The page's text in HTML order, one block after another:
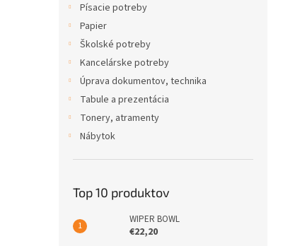
Písacie potreby
Papier
Školské potreby
Kancelárske potreby
Úprava dokumentov, technika
Tabule a prezentácia
Tonery, atramenty
Nábytok
Top 10 produktov
WIPER BOWL
€22,20